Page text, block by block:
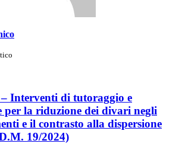
– Interventi di tutoraggio e
per la riduzione dei divari negli
e il contrasto alla dispersione
19/2024)